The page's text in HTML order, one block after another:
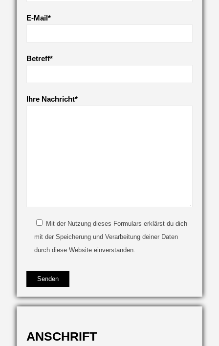
E-Mail*
Betreff*
Ihre Nachricht*
Mit der Nutzung dieses Formulars erklärst du dich
mit der Speicherung und Verarbeitung deiner Daten
durch diese Website einverstanden.
Bitte
lasse
dieses
Feld
ANSCHRIFT